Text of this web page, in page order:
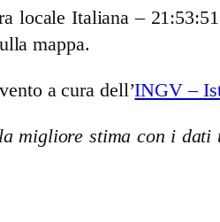
locale Italiana –
mappa.
a cura dell’INGV –
migliore stima con i